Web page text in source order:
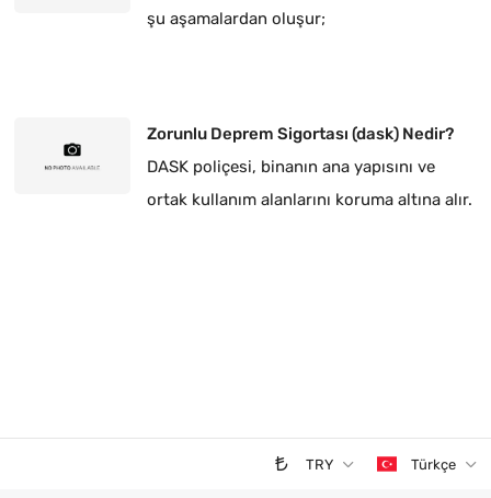
şu aşamalardan oluşur;
Zorunlu Deprem Sigortası (dask) Nedir?
DASK poliçesi, binanın ana yapısını ve
ortak kullanım alanlarını koruma altına alır.
TRY Türkçe